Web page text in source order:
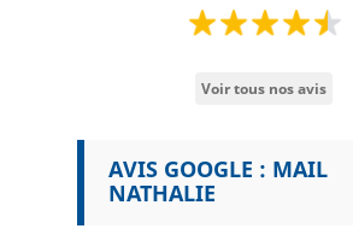
Voir tous nos avis
AVIS GOOGLE : MAIL
NATHALIE